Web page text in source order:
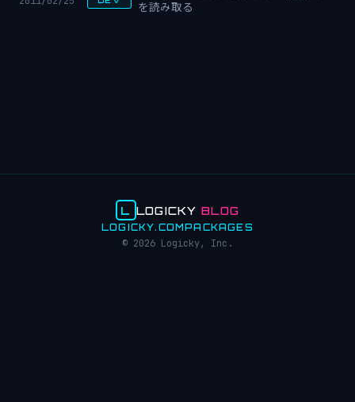
を読み取る
L LOGICKYBLOG
LOGICKY.COM PACKAGES
© 2026 Logicky, Inc.